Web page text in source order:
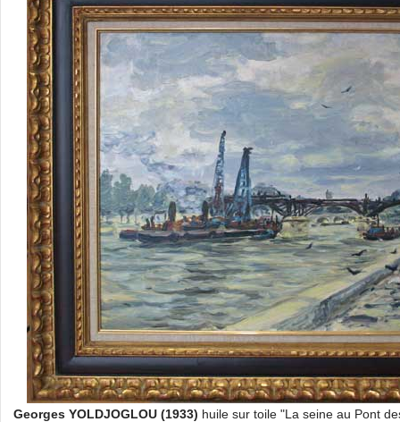
Georges YOLDJOGLOU (1933) huile sur toile "La seine au Pont